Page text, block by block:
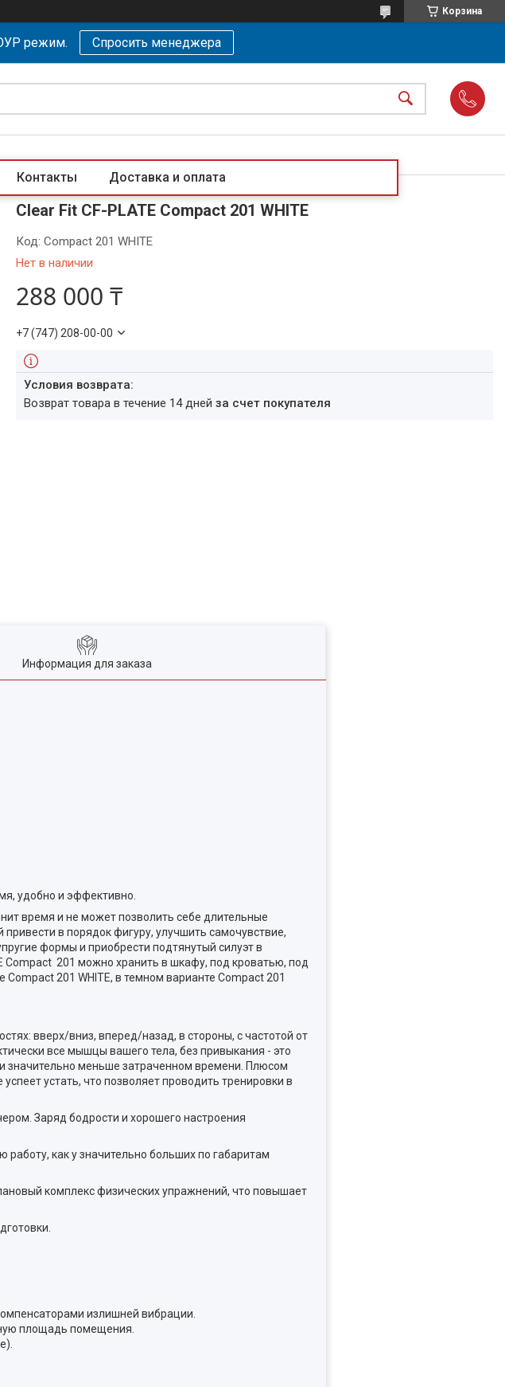
Корзина
режим. Спросить менеджера
Контакты Доставка и оплата
Clear Fit CF-PLATE Compact 201 WHITE
Нет в наличии
Код:Compact 201 WHITE
288 000 ₸
+7 (747) 208-00-00
возврат товара в течение 14 днейза счет покупателя
Информация для заказа
удобно и эффективно.
время и не может позволить себе длительные
в порядок фигуру, улучшить самочувствие,
формы и приобрести подтянутый силуэт в
Compact 201 можно хранить в шкафу, под кроватью, под
201 WHITE, в темном варианте Compact 201
вверх/вниз, вперед/назад, в стороны, с частотой от
все мышцы вашего тела, без привыкания - это
значительно меньше затраченном времени. Плюсом
устать, что позволяет проводить тренировки в
Заряд бодрости и хорошего настроения
как у значительно больших по габаритам
комплекс физических упражнений, что повышает
излишней вибрации.
площадь помещения.